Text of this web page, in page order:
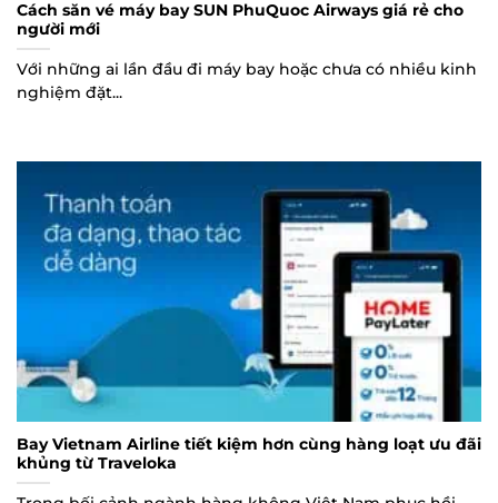
Cách săn vé máy bay SUN PhuQuoc Airways giá rẻ cho
người mới
Với những ai lần đầu đi máy bay hoặc chưa có nhiều kinh
nghiệm đặt...
Bay Vietnam Airline tiết kiệm hơn cùng hàng loạt ưu đãi
khủng từ Traveloka